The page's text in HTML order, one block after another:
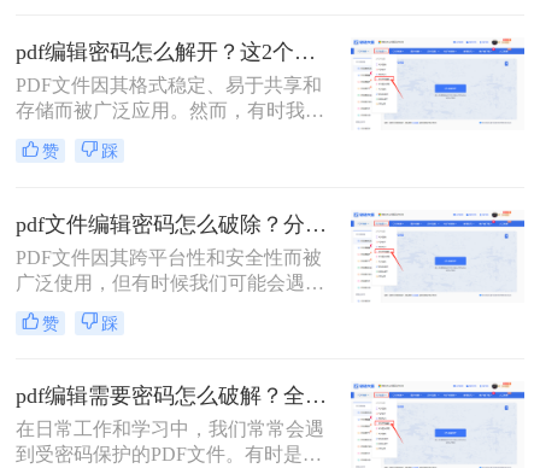
文将深度解析PDF加密与格式转换的
关系，提供安全、合法、零风险的解
决方案，助你轻松解决这一痛点。内
容基于Adobe官方文档，拒绝第三方
风险工具，让你的PDF转换效率提升
300%！
pdf编辑密码怎么解开？这2个方法帮你实现！
PDF文件因其格式稳定、易于共享和
存储而被广泛应用。然而，有时我们
会遇到需要编辑或修改受密码保护的
PDF文件的情况。那么pdf编辑密码怎
编辑密码的方法。
赞 踩
pdf文件编辑密码怎么破除？分享两种方法详解！
PDF文件因其跨平台性和安全性而被
广泛使用，但有时候我们可能会遇到
设置了编辑密码的PDF文件，这限制
了我们对文件的编辑和修改。那么pdf
绍两种破除PDF文件编辑密码的方
法。
赞 踩
pdf编辑需要密码怎么破解？全面指南与高效方法详解！
在日常工作和学习中，我们常常会遇
到受密码保护的PDF文件。有时是因